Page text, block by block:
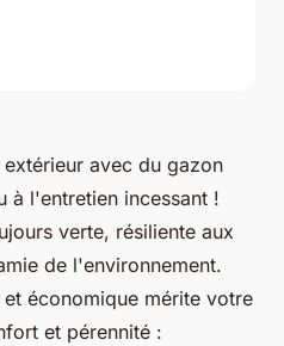
avec du gazon
à l'entretien incessant !
verte, résiliente aux
de l'environnement.
économique mérite votre
et pérennité :